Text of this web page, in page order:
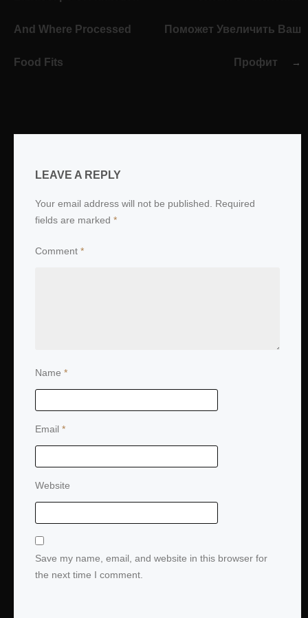
And Where Processed
Food Fits
Поможет Увеличить Ваш
Профит
LEAVE A REPLY
Your email address will not be published. Required
fields are marked *
Comment *
Name *
Email *
Website
Save my name, email, and website in this browser for
the next time I comment.